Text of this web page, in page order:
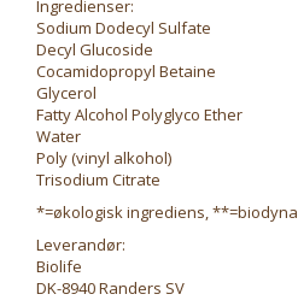
Ingredienser:
Sodium Dodecyl Sulfate
Decyl Glucoside
Cocamidopropyl Betaine
Glycerol
Fatty Alcohol Polyglyco Ether
Water
Poly (vinyl alkohol)
Trisodium Citrate
*=økologisk ingrediens,
Leverandør:
Biolife
DK-8940 Randers SV